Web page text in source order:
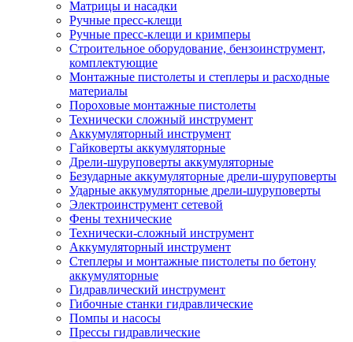
Матрицы и насадки
Ручные пресс-клещи
Ручные пресс-клещи и кримперы
Строительное оборудование, бензоинструмент,
комплектующие
Монтажные пистолеты и степлеры и расходные
материалы
Пороховые монтажные пистолеты
Технически сложный инструмент
Аккумуляторный инструмент
Гайковерты аккумуляторные
Дрели-шуруповерты аккумуляторные
Безударные аккумуляторные дрели-шуруповерты
Ударные аккумуляторные дрели-шуруповерты
Электроинструмент сетевой
Фены технические
Технически-сложный инструмент
Аккумуляторный инструмент
Степлеры и монтажные пистолеты по бетону
аккумуляторные
Гидравлический инструмент
Гибочные станки гидравлические
Помпы и насосы
Прессы гидравлические